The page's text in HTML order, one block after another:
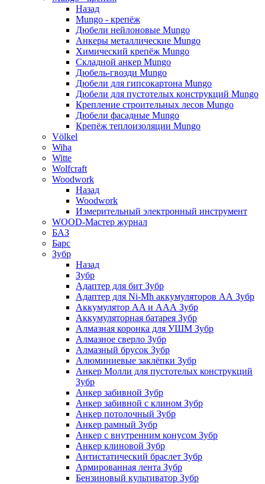
Назад
Mungo - крепёж
Дюбели нейлоновые Mungo
Анкеры металлические Mungo
Химический крепёж Mungo
Складной анкер Mungo
Дюбель-гвозди Mungo
Дюбели для гипсокартона Mungo
Дюбели для пустотелых конструкций Mungo
Крепление строительных лесов Mungo
Дюбели фасадные Mungo
Крепёж теплоизоляции Mungo
Völkel
Wiha
Witte
Wolfcraft
Woodwork
Назад
Woodwork
Измерительный электронный инструмент
WOOD-Мастер журнал
БАЗ
Барс
Зубр
Назад
Зубр
Адаптер для бит Зубр
Адаптер для Ni-Mh аккумуляторов АА Зубр
Аккумулятор AA и ААА Зубр
Аккумуляторная батарея Зубр
Алмазная коронка для УШМ Зубр
Алмазное сверло Зубр
Алмазный брусок Зубр
Алюминиевые заклёпки Зубр
Анкер Молли для пустотелых конструкций
Зубр
Анкер забивной Зубр
Анкер забивной с клином Зубр
Анкер потолочный Зубр
Анкер рамный Зубр
Анкер с внутренним конусом Зубр
Анкер клиновой Зубр
Антистатический браслет Зубр
Армированная лента Зубр
Бензиновый культиватор Зубр